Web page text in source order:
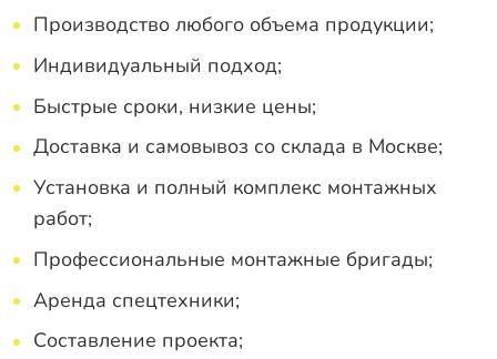
Производство любого объема продукции;
Индивидуальный подход;
Быстрые сроки, низкие цены;
Доставка и самовывоз со склада в Москве;
Установка и полный комплекс монтажных
работ;
Профессиональные монтажные бригады;
Аренда спецтехники;
Составление проекта;